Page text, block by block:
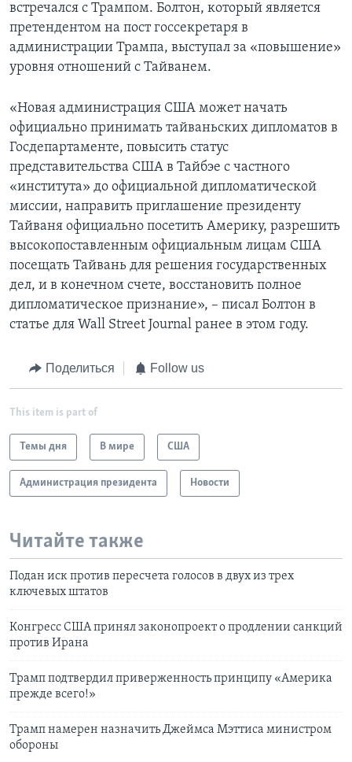
встречался с Трампом. Болтон, который является
претендентом на пост госсекретаря в
администрации Трампа, выступал за «повышение»
уровня отношений с Тайванем.
«Новая администрация США может начать
официально принимать тайваньских дипломатов в
Госдепартаменте, повысить статус
представительства США в Тайбэе с частного
«института» до официальной дипломатической
миссии, направить приглашение президенту
Тайваня официально посетить Америку, разрешить
высокопоставленным официальным лицам США
посещать Тайвань для решения государственных
дел, и в конечном счете, восстановить полное
дипломатическое признание», – писал Болтон в
статье для Wall Street Journal ранее в этом году.
Поделиться Follow us
This item is part of
Темы дня В мире США
Администрация президента Новости
Читайте также
Подан иск против пересчета голосов в двух из трех
ключевых штатов
Конгресс США принял законопроект о продлении санкций
против Ирана
Трамп подтвердил приверженность принципу «Америка
прежде всего!»
Трамп намерен назначить Джеймса Мэттиса министром
обороны